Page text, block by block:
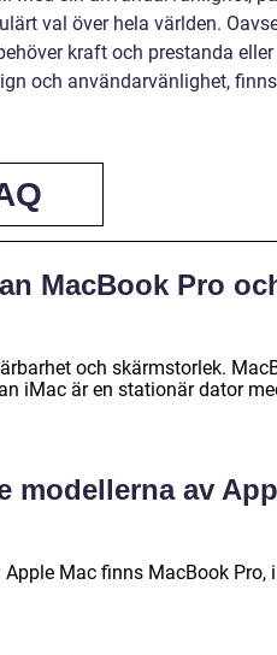
val över hela världen.
kraft och prestanda eller
och användarvänlighet,
MacBook Pro
och skärmstorlek.
iMac är en stationär dator
modellerna av
Mac finns MacBook Pro,